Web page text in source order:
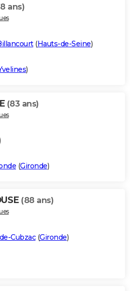
ans)
(Hauts-de-Seine)
)
(83 ans)
(Gironde)
(88 ans)
Cubzac(Gironde)